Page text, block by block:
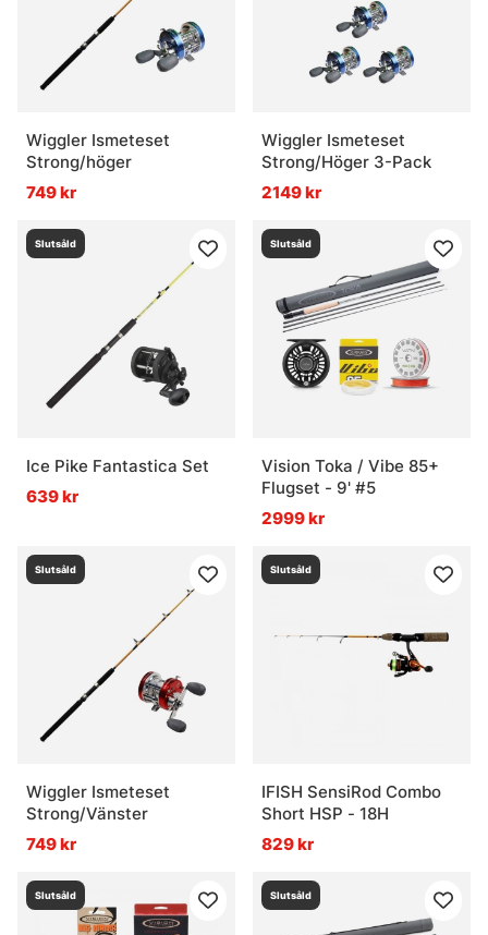
Wiggler Ismeteset
Strong/höger
749 kr
Wiggler Ismeteset
Strong/Höger 3-Pack
2149 kr
Slutsåld
Ice Pike Fantastica Set
639 kr
Slutsåld
Vision Toka / Vibe 85+
Flugset - 9' #5
2999 kr
Slutsåld
Wiggler Ismeteset
Strong/Vänster
749 kr
Slutsåld
IFISH SensiRod Combo
Short HSP - 18H
829 kr
Slutsåld Slutsåld